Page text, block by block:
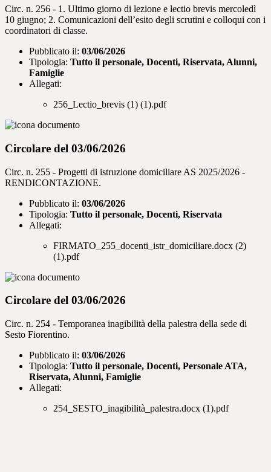
Circ. n. 256 - 1. Ultimo giorno di lezione e lectio brevis mercoledì
10 giugno; 2. Comunicazioni dell’esito degli scrutini e colloqui con i
coordinatori di classe.
Pubblicato il: 03/06/2026
Tipologia: Tutto il personale, Docenti, Riservata, Alunni,
Famiglie
Allegati:
256_Lectio_brevis (1) (1).pdf
Circolare del 03/06/2026
Circ. n. 255 - Progetti di istruzione domiciliare AS 2025/2026 -
RENDICONTAZIONE.
Pubblicato il: 03/06/2026
Tipologia: Tutto il personale, Docenti, Riservata
Allegati:
FIRMATO_255_docenti_istr_domiciliare.docx (2)
(1).pdf
Circolare del 03/06/2026
Circ. n. 254 - Temporanea inagibilità della palestra della sede di
Sesto Fiorentino.
Pubblicato il: 03/06/2026
Tipologia: Tutto il personale, Docenti, Personale ATA,
Riservata, Alunni, Famiglie
Allegati:
254_SESTO_inagibilità_palestra.docx (1).pdf